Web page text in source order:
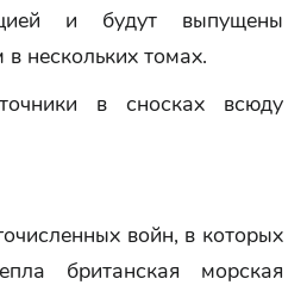
и будут выпущены
нескольких томах.
в сносках всюду
войн, в которых
британская морская